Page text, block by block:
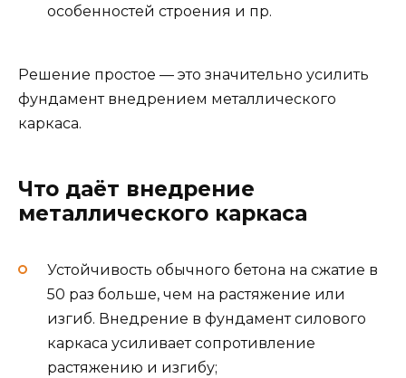
особенностей строения и пр.
Решение простое — это значительно усилить
фундамент внедрением металлического
каркаса.
Что даёт внедрение
металлического каркаса
Устойчивость обычного бетона на сжатие в
50 раз больше, чем на растяжение или
изгиб. Внедрение в фундамент силового
каркаса усиливает сопротивление
растяжению и изгибу;